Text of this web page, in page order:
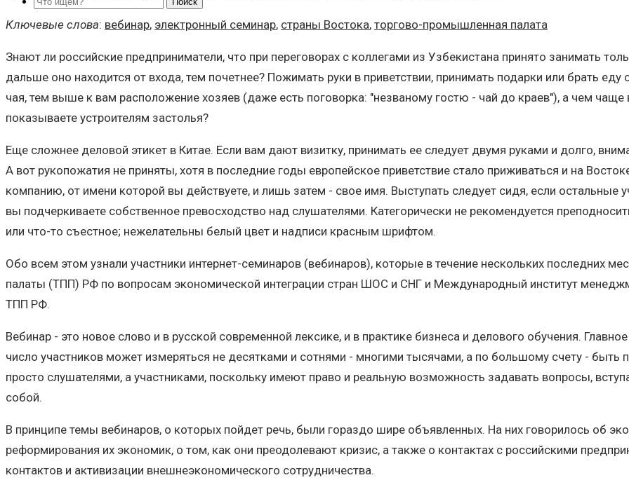
Ключевые слова: вебинар, электронный семинар, страны Востока, торгово-промышленная палата
Знают ли российские предприниматели, что при переговорах с коллегами из Узбекистана принято занимать
дальше оно находится от входа, тем почетнее? Пожимать руки в приветствии, принимать подарки или брать
чая, тем выше к вам расположение хозяев (даже есть поговорка: "незваному гостю - чай до краев"), а чем
показываете устроителям застолья?
Еще сложнее деловой этикет в Китае. Если вам дают визитку, принимать ее следует двумя руками и долго,
А вот рукопожатия не приняты, хотя в последние годы европейское приветствие стало приживаться и на
компанию, от имени которой вы действуете, и лишь затем - свое имя. Выступать следует сидя, если остальные
вы подчеркиваете собственное превосходство над слушателями. Категорически не рекомендуется
или что-то съестное; нежелательны белый цвет и надписи красным шрифтом.
Обо всем этом узнали участники интернет-семинаров (вебинаров), которые в течение нескольких последних
палаты (ТПП) РФ по вопросам экономической интеграции стран ШОС и СНГ и Международный институт
ТПП РФ.
Вебинар - это новое слово и в русской современной лексике, и в практике бизнеса и делового обучения.
число участников может измеряться не десятками и сотнями - многими тысячами, а по большому счету - быть
просто слушателями, а участниками, поскольку имеют право и реальную возможность задавать вопросы,
собой.
В принципе темы вебинаров, о которых пойдет речь, были гораздо шире объявленных. На них говорилось об
реформирования их экономик, о том, как они преодолевают кризис, а также о контактах с российскими
контактов и активизации внешнеэкономического сотрудничества.